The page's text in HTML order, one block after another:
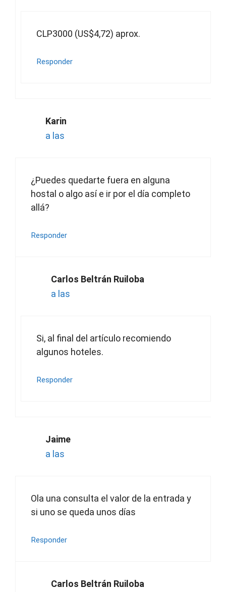
CLP3000 (US$4,72) aprox.
Responder
Karin
a las
¿Puedes quedarte fuera en alguna
hostal o algo así e ir por el día completo
allá?
Responder
Carlos Beltrán Ruiloba
a las
Si, al final del artículo recomiendo
algunos hoteles.
Responder
Jaime
a las
Ola una consulta el valor de la entrada y
si uno se queda unos días
Responder
Carlos Beltrán Ruiloba